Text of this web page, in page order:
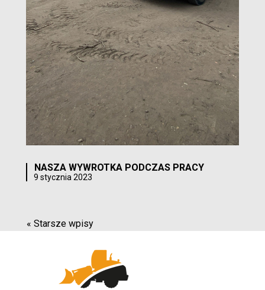
NASZA WYWROTKA PODCZAS PRACY
9 stycznia 2023
« Starsze wpisy